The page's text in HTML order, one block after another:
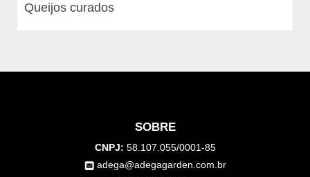
Queijos curados
SOBRE
CNPJ: 58.107.055/0001-85
adega@adegagarden.com.br